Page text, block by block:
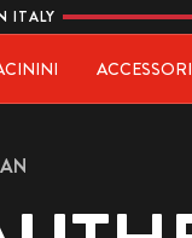
ITALY
ACCESSORI